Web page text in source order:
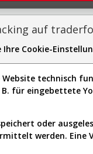
Easy-Scan
auf
Cookie-
technisch
für eingebettete
oder
werden. Eine